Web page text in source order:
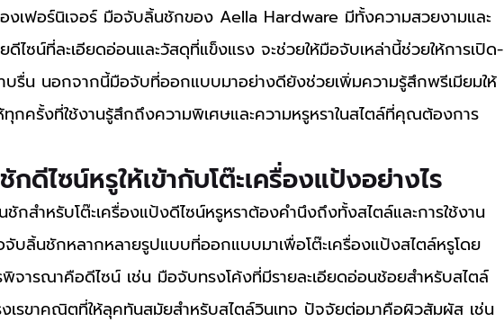
องเฟอร์นิเจอร์ มือจับลิ้นชักของ Aella Hardware มีทั้งความสวยงามและ
ดีไซน์ที่ละเอียดอ่อนและวัสดุที่แข็งแรง จะช่วยให้มือจับเหล่านี้ช่วยให้การเปิด-
บรื่น นอกจากนี้มือจับที่ออกแบบมาอย่างดียังช่วยเพิ่มความรู้สึกพรีเมียมให้
ทุกครั้งที่ใช้งานรู้สึกถึงความพิเศษและความหรูหราในสไตล์ที่คุณต้องการ
ดีไซน์หรูให้เข้ากับโต๊ะเครื่องแป้งอย่างไร
บลิ้นชักหลากหลายรูปแบบที่ออกแบบมาเพื่อโต๊ะเครื่องแป้งสไตล์หรูโดย
จารณาคือดีไซน์ เช่น มือจับทรงโค้งที่มีรายละเอียดอ่อนช้อยสำหรับสไตล์
เรขาคณิตที่ให้ลุคทันสมัยสำหรับสไตล์วินเทจ ปัจจัยต่อมาคือผิวสัมผัส เช่น